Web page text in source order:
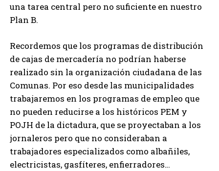
una tarea central pero no suficiente en nuestro
Plan B.
Recordemos que los programas de distribución
de cajas de mercadería no podrían haberse
realizado sin la organización ciudadana de las
Comunas. Por eso desde las municipalidades
trabajaremos en los programas de empleo que
no pueden reducirse a los históricos PEM y
POJH de la dictadura, que se proyectaban a los
jornaleros pero que no consideraban a
trabajadores especializados como albañiles,
electricistas, gasfíteres, enfierradores…